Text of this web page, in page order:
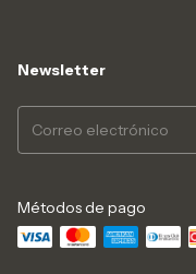
Newsletter
Métodos de pago